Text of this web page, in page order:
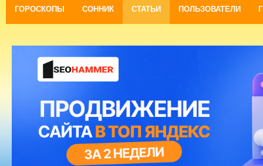
ГОРОСКОПЫ СОННИК СТАТЬИ ПОЛЬЗОВАТЕЛИ